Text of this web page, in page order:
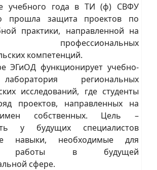
года в ТИ (ф) СВФУ
прошла защита проектов по
практики, направленной на
профессиональных
компетенций.
ЭГиОД функционирует учебно-
региональных
исследований, где студенты
проектов, направленных на
собственных. Цель –
у будущих специалистов
навыки, необходимые для
работы в будущей
сфере.